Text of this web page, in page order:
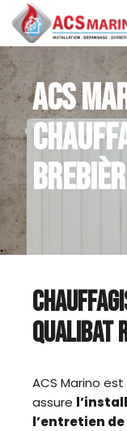
Aller
au
contenu
ACS
QUALIBAT
ACS Marino
assure
l’entretien